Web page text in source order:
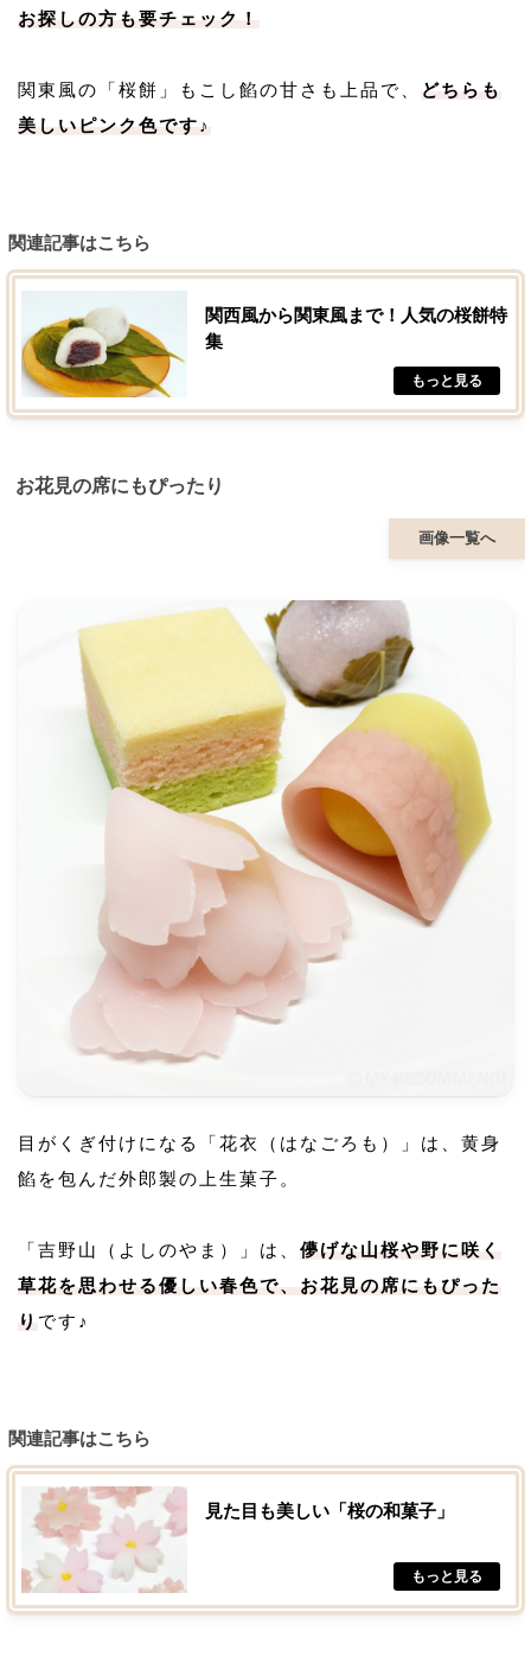
お探しの方も要チェック！
関東風の「桜餅」もこし餡の甘さも上品で、
どちらも
美しいピンク色です♪
関連記事はこちら
関西風から関東風まで！人気の桜餅特
集
お花見の席にもぴったり
画像一覧へ
目がくぎ付けになる「花衣（はなごろも）」は、黄身
餡を包んだ外郎製の上生菓子。
「吉野山（よしのやま）」は、 儚げな山桜や野に咲く
草花を思わせる優しい春色で、お花見の席にもぴった
り です♪
関連記事はこちら
見た目も美しい「桜の和菓子」